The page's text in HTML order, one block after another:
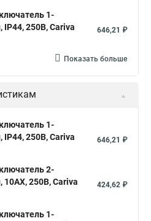
1-
250В, Cariva
646,21 ₽
Показать больше
1-
250В, Cariva
646,21 ₽
2-
250В, Cariva
424,62 ₽
1-